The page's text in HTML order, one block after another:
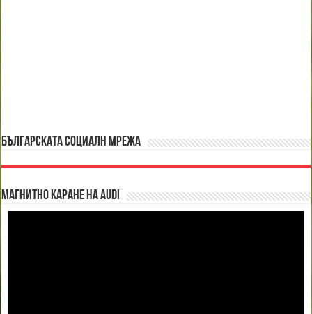
БЪЛГАРСКАТА СОЦИАЛН МРЕЖА
Магнитно каране на Audi